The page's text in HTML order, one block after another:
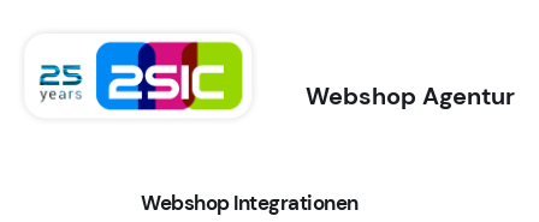
Webshop Agentur
Webshop Integrationen